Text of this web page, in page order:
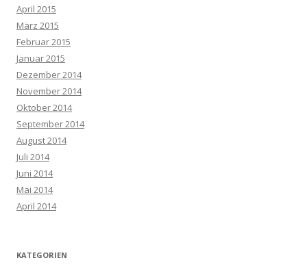
April 2015
März 2015
Februar 2015
Januar 2015
Dezember 2014
November 2014
Oktober 2014
September 2014
August 2014
Juli 2014
Juni 2014
Mai 2014
April 2014
KATEGORIEN